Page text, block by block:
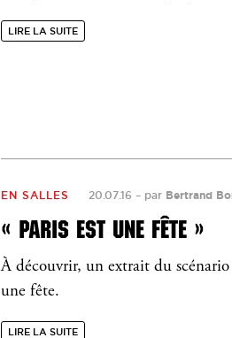
LIRE LA SUITE
EN SALLES 20.07.16 – par Bertrand
« PARIS EST UNE FÊTE »
À découvrir, un extrait du
une fête.
LIRE LA SUITE